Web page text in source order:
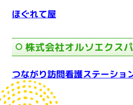
ほぐれて屋
株式会社オルソエクス
つながり訪問看護ステーショ